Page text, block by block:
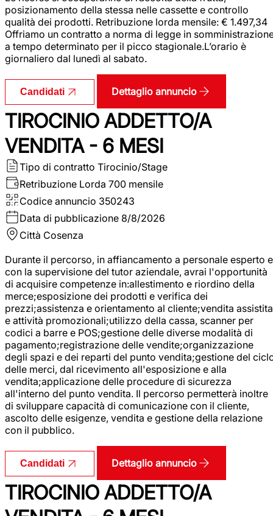
posizionamento della stessa nelle cassette e controllo
qualità dei prodotti. Retribuzione lorda mensile: € 1.497,34
Offriamo un contratto a norma di legge in
a tempo determinato per il picco stagionale.L’orario è
giornaliero dal lunedì al sabato.
Candidati Dettaglio annuncio
TIROCINIO ADDETTO/A
VENDITA - 6 MESI
Tipo di contratto Tirocinio/Stage
Retribuzione Lorda 700 mensile
Codice annuncio 350243
Data di pubblicazione 8/8/2026
Città Cosenza
Durante il percorso, in affiancamento a personale esperto e
con la supervisione del tutor aziendale, avrai l'opportunità
di acquisire competenze in:allestimento e riordino della
merce;esposizione dei prodotti e verifica dei
prezzi;assistenza e orientamento al cliente;vendita assistita
e attività promozionali;utilizzo della cassa, scanner per
codici a barre e POS;gestione delle diverse modalità di
pagamento;registrazione delle vendite;organizzazione
degli spazi e dei reparti del punto vendita;gestione del
delle merci, dal ricevimento all'esposizione e alla
vendita;applicazione delle procedure di sicurezza
all'interno del punto vendita. Il percorso permetterà inoltre
di sviluppare capacità di comunicazione con il cliente,
ascolto delle esigenze, vendita e gestione della relazione
con il pubblico.
Candidati Dettaglio annuncio
TIROCINIO ADDETTO/A